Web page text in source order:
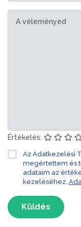
Értékelés:
Az Adatkezelési
megértettem és
adataim az
kezeléséhez.
Küldés